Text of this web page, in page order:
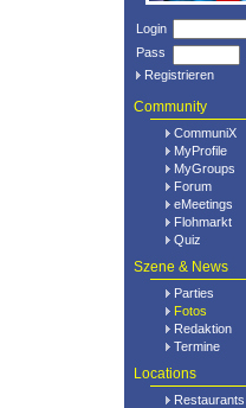
Login
Pass
Registrieren
Community
CommuniX
MyProfile
MyGroups
Forum
eMeetings
Flohmarkt
Quiz
Szene & News
Parties
Fotos
Redaktion
Termine
Locations
Restaurants